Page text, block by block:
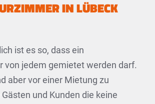
IN LÜBECK
ist es so, dass ein
von jedem gemietet werden darf.
aber vor einer Mietung zu
und Kunden die keine